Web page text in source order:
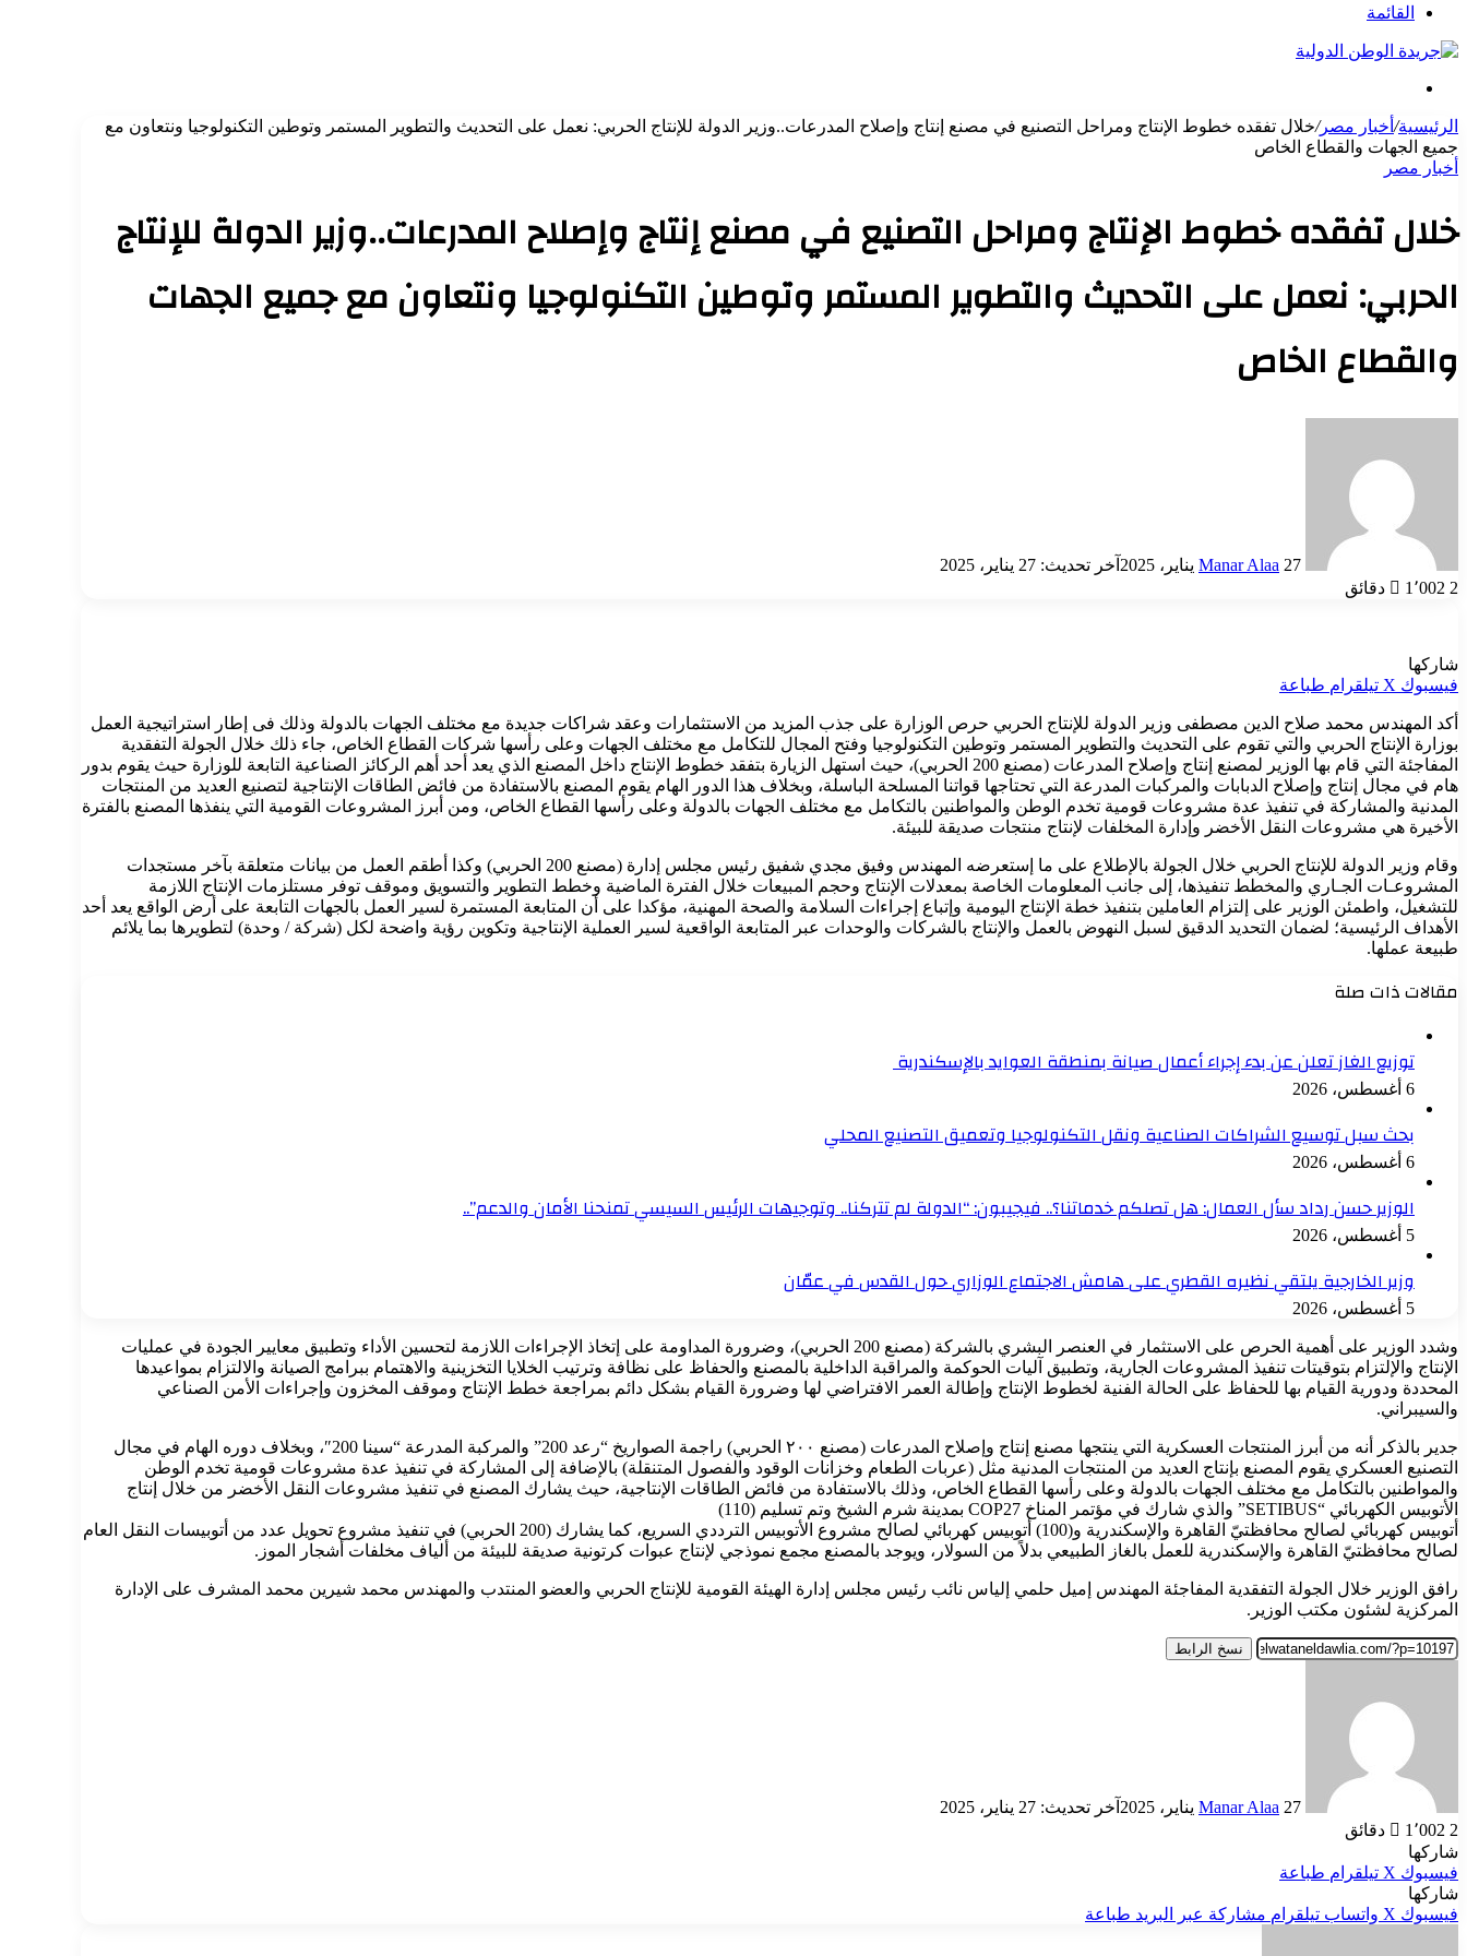
القائمة
الرئيسية/ أخبار مصر/خلال تفقده خطوط الإنتاج ومراحل التصنيع في مصنع إنتاج وإصلاح المدرعات..وزير الدولة للإنتاج الحربي: نعمل على التحديث والتطوير المستمر وتوطين التكنولوجيا ونتعاون مع
جميع الجهات والقطاع الخاص
أخبار مصر
خلال تفقده خطوط الإنتاج ومراحل التصنيع في مصنع إنتاج وإصلاح المدرعات..وزير الدولة للإنتاج
الحربي: نعمل على التحديث والتطوير المستمر وتوطين التكنولوجيا ونتعاون مع جميع الجهات
والقطاع الخاص
Manar Alaa 27 يناير، 2025
آخر تحديث: 27 يناير، 2025
1٬002 2 دقائق
شاركها
فيسبوك ‫X تيلقرام طباعة
أكد المهندس محمد صلاح الدين مصطفى وزير الدولة للإنتاج الحربي حرص الوزارة على جذب المزيد من الاستثمارات وعقد شراكات جديدة مع مختلف الجهات بالدولة وذلك فى إطار استراتيجية العمل
بوزارة الإنتاج الحربي والتي تقوم على التحديث والتطوير المستمر وتوطين التكنولوجيا وفتح المجال للتكامل مع مختلف الجهات وعلى رأسها شركات القطاع الخاص، جاء ذلك خلال الجولة التفقدية
المفاجئة التي قام بها الوزير لمصنع إنتاج وإصلاح المدرعات (مصنع 200 الحربي)، حيث استهل الزيارة بتفقد خطوط الإنتاج داخل المصنع الذي يعد أحد أهم الركائز الصناعية التابعة للوزارة حيث يقوم بدور
هام في مجال إنتاج وإصلاح الدبابات والمركبات المدرعة التي تحتاجها قواتنا المسلحة الباسلة، وبخلاف هذا الدور الهام يقوم المصنع بالاستفادة من فائض الطاقات الإنتاجية لتصنيع العديد من المنتجات
المدنية والمشاركة في تنفيذ عدة مشروعات قومية تخدم الوطن والمواطنين بالتكامل مع مختلف الجهات بالدولة وعلى رأسها القطاع الخاص، ومن أبرز المشروعات القومية التي ينفذها المصنع بالفترة
الأخيرة هي مشروعات النقل الأخضر وإدارة المخلفات لإنتاج منتجات صديقة للبيئة.
وقام وزير الدولة للإنتاج الحربي خلال الجولة بالإطلاع على ما إستعرضه المهندس وفيق مجدي شفيق رئيس مجلس إدارة (مصنع 200 الحربي) وكذا أطقم العمل من بيانات متعلقة بآخر مستجدات
المشروعـات الجـاري والمخطط تنفيذها، إلى جانب المعلومات الخاصة بمعدلات الإنتاج وحجم المبيعات خلال الفترة الماضية وخطط التطوير والتسويق وموقف توفر مستلزمات الإنتاج اللازمة
للتشغيل، واطمئن الوزير على إلتزام العاملين بتنفيذ خطة الإنتاج اليومية وإتباع إجراءات السلامة والصحة المهنية، مؤكدا على أن المتابعة المستمرة لسير العمل بالجهات التابعة على أرض الواقع يعد أحد
الأهداف الرئيسية؛ لضمان التحديد الدقيق لسبل النهوض بالعمل والإنتاج بالشركات والوحدات عبر المتابعة الواقعية لسير العملية الإنتاجية وتكوين رؤية واضحة لكل (شركة / وحدة) لتطويرها بما يلائم
طبيعة عملها.
مقالات ذات صلة
توزيع الغاز تعلن عن بدء إجراء أعمال صيانة بمنطقة العوايد بالإسكندرية
6 أغسطس، 2026
بحث سبل توسيع الشراكات الصناعية ونقل التكنولوجيا وتعميق التصنيع المحلي
6 أغسطس، 2026
الوزير حسن رداد سأل العمال: هل تصلكم خدماتنا؟.. فيجيبون: “الدولة لم تتركنا.. وتوجيهات الرئيس السيسي تمنحنا الأمان والدعم”..
5 أغسطس، 2026
وزير الخارجية يلتقي نظيره القطري على هامش الاجتماع الوزاري حول القدس في عمّان
5 أغسطس، 2026
وشدد الوزير على أهمية الحرص على الاستثمار في العنصر البشري بالشركة (مصنع 200 الحربي)، وضرورة المداومة على إتخاذ الإجراءات اللازمة لتحسين الأداء وتطبيق معايير الجودة في عمليات
الإنتاج والإلتزام بتوقيتات تنفيذ المشروعات الجارية، وتطبيق آليات الحوكمة والمراقبة الداخلية بالمصنع والحفاظ على نظافة وترتيب الخلايا التخزينية والاهتمام ببرامج الصيانة والالتزام بمواعيدها
المحددة ودورية القيام بها للحفاظ على الحالة الفنية لخطوط الإنتاج وإطالة العمر الافتراضي لها وضرورة القيام بشكل دائم بمراجعة خطط الإنتاج وموقف المخزون وإجراءات الأمن الصناعي
والسيبراني.
جدير بالذكر أنه من أبرز المنتجات العسكرية التي ينتجها مصنع إنتاج وإصلاح المدرعات (مصنع ٢٠٠ الحربي) راجمة الصواريخ “رعد 200” والمركبة المدرعة “سينا 200″، وبخلاف دوره الهام في مجال
التصنيع العسكري يقوم المصنع بإنتاج العديد من المنتجات المدنية مثل (عربات الطعام وخزانات الوقود والفصول المتنقلة) بالإضافة إلى المشاركة في تنفيذ عدة مشروعات قومية تخدم الوطن
والمواطنين بالتكامل مع مختلف الجهات بالدولة وعلى رأسها القطاع الخاص، وذلك بالاستفادة من فائض الطاقات الإنتاجية، حيث يشارك المصنع في تنفيذ مشروعات النقل الأخضر من خلال إنتاج
الأتوبيس الكهربائي “SETIBUS” والذي شارك في مؤتمر المناخ COP27 بمدينة شرم الشيخ وتم تسليم (110)
أتوبيس كهربائي لصالح محافظتيّ القاهرة والإسكندرية و(100) أتوبيس كهربائي لصالح مشروع الأتوبيس الترددي السريع، كما يشارك (200 الحربي) في تنفيذ مشروع تحويل عدد من أتوبيسات النقل العام
لصالح محافظتيّ القاهرة والإسكندرية للعمل بالغاز الطبيعي بدلاً من السولار، ويوجد بالمصنع مجمع نموذجي لإنتاج عبوات كرتونية صديقة للبيئة من ألياف مخلفات أشجار الموز.
رافق الوزير خلال الجولة التفقدية المفاجئة المهندس إميل حلمي إلياس نائب رئيس مجلس إدارة الهيئة القومية للإنتاج الحربي والعضو المنتدب والمهندس محمد شيرين محمد المشرف على الإدارة
المركزية لشئون مكتب الوزير.
نسخ الرابط
Manar Alaa 27 يناير، 2025
آخر تحديث: 27 يناير، 2025
1٬002 2 دقائق
شاركها
فيسبوك ‫X تيلقرام طباعة
شاركها
فيسبوك ‫X واتساب تيلقرام مشاركة عبر البريد طباعة